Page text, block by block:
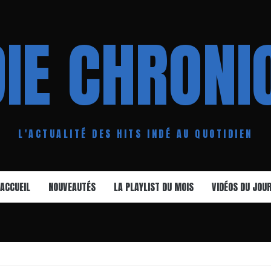
L'ACTUALITÉ DES HITS INDÉ AU QUOTIDIEN
ACCUEIL NOUVEAUTÉS LA PLAYLIST DU MOIS VIDÉOS DU JOUR